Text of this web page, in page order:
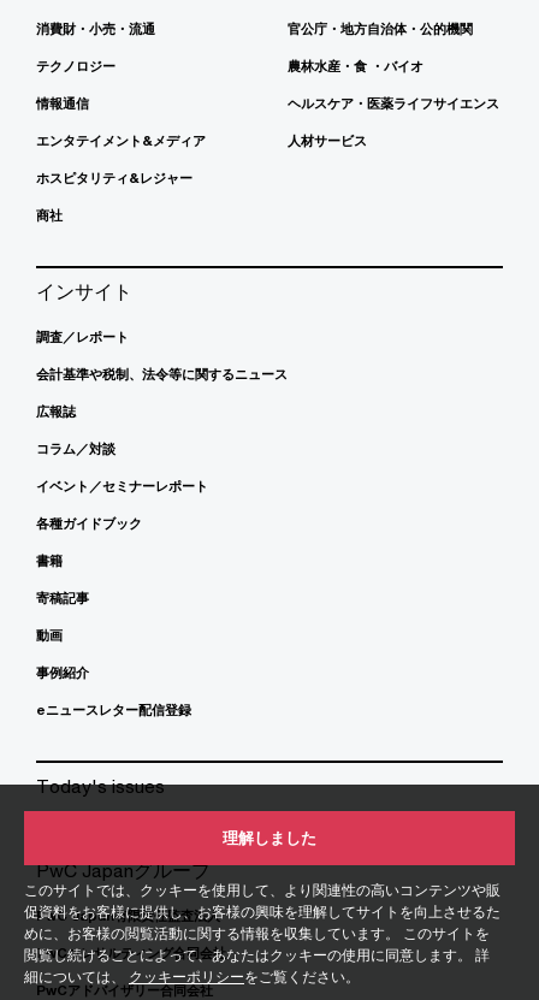
このサイトでは、クッキーを使用して、より関連性の高いコンテンツや販
促資料をお客様に提供し、お客様の興味を理解してサイトを向上させるた
めに、お客様の閲覧活動に関する情報を収集しています。 このサイトを
閲覧し続けることによって、あなたはクッキーの使用に同意します。 詳
細については、 クッキーポリシーをご覧ください。
理解しました
消費財・小売・流通
テクノロジー
情報通信
エンタテイメント&メディア
ホスピタリティ&レジャー
商社
官公庁・地方自治体・公的機関
農林水産・食 ・バイオ
ヘルスケア・医薬ライフサイエンス
人材サービス
インサイト
調査／レポート
会計基準や税制、法令等に関するニュース
広報誌
コラム／対談
イベント／セミナーレポート
各種ガイドブック
書籍
寄稿記事
動画
事例紹介
eニュースレター配信登録
Today's issues
PwC Japanグループ
PwC Japan有限責任監査法人
PwCコンサルティング合同会社
PwCアドバイザリー合同会社